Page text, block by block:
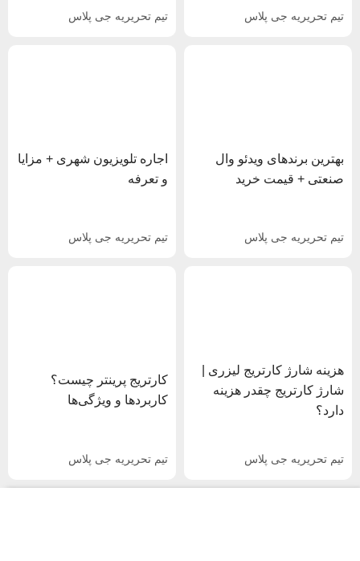
تیم تحریریه جی پلاس تیم تحریریه جی پلاس
بهترین برندهای ویدئو وال
صنعتی + قیمت خرید
تیم تحریریه جی پلاس
اجاره تلویزیون شهری + مزایا
و تعرفه
تیم تحریریه جی پلاس
هزینه شارژ کارتریج لیزری |
شارژ کارتریج چقدر هزینه
دارد؟
تیم تحریریه جی پلاس
کارتریج پرینتر چیست؟
کاربردها و ویژگی‌ها
تیم تحریریه جی پلاس